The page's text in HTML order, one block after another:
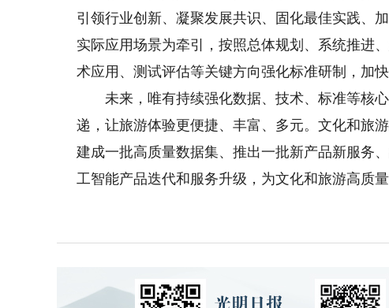
引领行业创新、凝聚发展共识、固化最佳实践、
实际应用场景为牵引，按照总体规划、系统推进
术应用、测试评估等关键方向强化标准研制，加
未来，唯有持续强化数据、技术、标准等核心
递，让旅游体验更便捷、丰富、多元。文化和旅
建成一批高质量数据集、推出一批新产品新服务
工智能产品迭代和服务升级，为文化和旅游高质